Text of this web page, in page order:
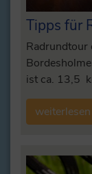
Tipps für
Radrundtour
ist ca. 13,5
weiterlesen